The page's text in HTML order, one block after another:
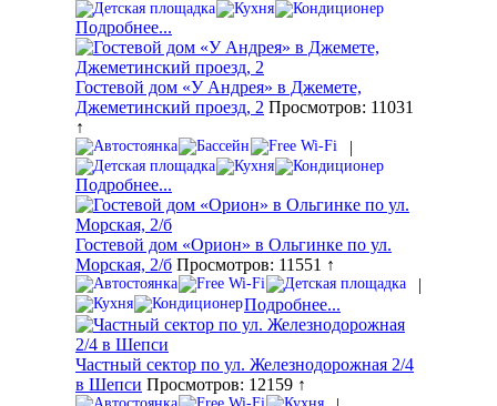
Подробнее...
Гостевой дом «У Андрея» в Джемете,
Джеметинский проезд, 2 Просмотров: 11031
↑
|
Подробнее...
Гостевой дом «Орион» в Ольгинке по ул.
Морская, 2/б Просмотров: 11551 ↑
|
Подробнее...
Частный сектор по ул. Железнодорожная 2/4
в Шепси Просмотров: 12159 ↑